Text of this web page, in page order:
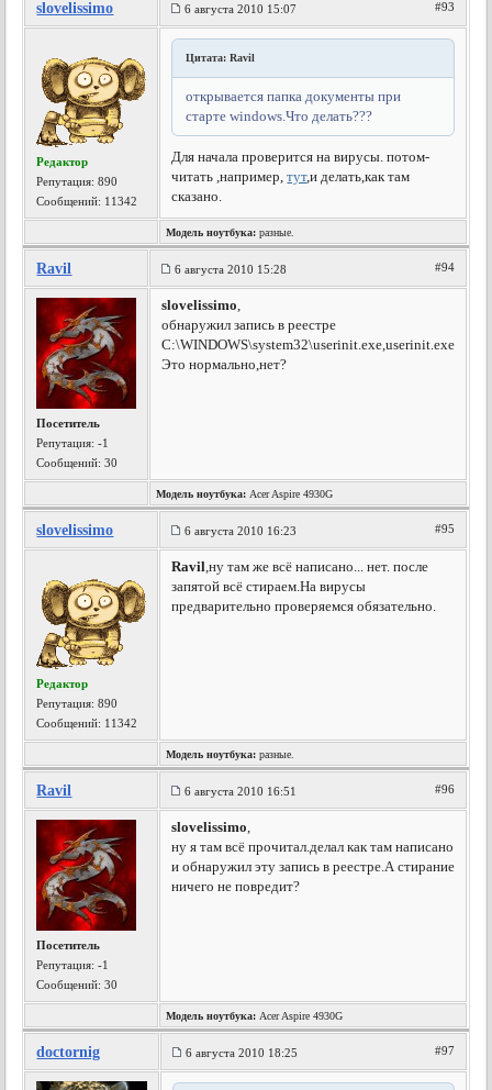
slovelissimo 6 августа 2010 15:07 #93
Редактор
Репутация:890
Сообщений: 11342
Цитата: Ravil
открывается папка документы при
старте windows.Что делать???
Для начала проверится на вирусы. потом-
читать ,например,тут,и делать,как там
сказано.
Модель ноутбука: разные.
Ravil 6 августа 2010 15:28 #94
Посетитель
Репутация:-1
Сообщений: 30
slovelissimo,
обнаружил запись в реестре
C:\WINDOWS\system32\userinit.exe,userinit.exe
Это нормально,нет?
Модель ноутбука: Acer Aspire 4930G
slovelissimo 6 августа 2010 16:23 #95
Редактор
Репутация:890
Сообщений: 11342
Ravil,ну там же всё написано... нет. после
запятой всё стираем.На вирусы
предварительно проверяемся обязательно.
Модель ноутбука: разные.
Ravil 6 августа 2010 16:51 #96
Посетитель
Репутация:-1
Сообщений: 30
slovelissimo,
ну я там всё прочитал.делал как там написано
и обнаружил эту запись в реестре.А стирание
ничего не повредит?
Модель ноутбука: Acer Aspire 4930G
doctornig 6 августа 2010 18:25 #97